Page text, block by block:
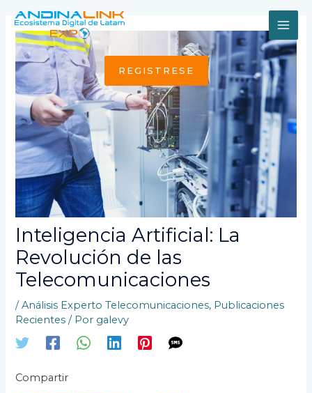
contenido
REGISTRESE
Inteligencia Artificial: La
Revolución de las
Telecomunicaciones
/Análisis Experto Telecomunicaciones, Publicaciones
Recientes / Por galevy
Compartir